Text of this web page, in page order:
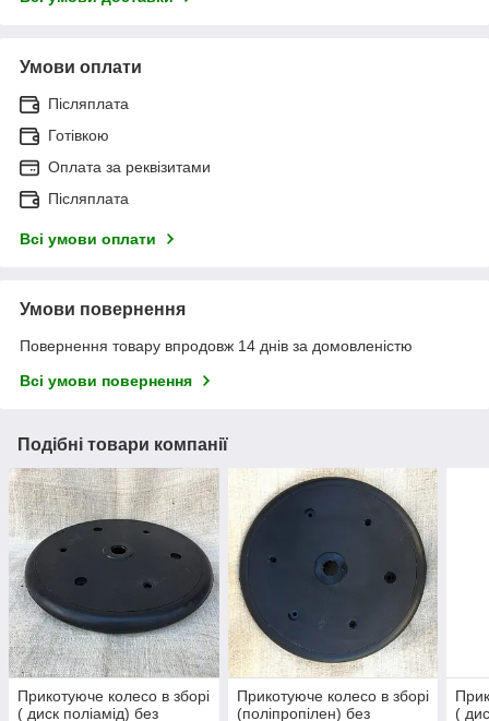
Умови оплати
Післяплата
Готівкою
Оплата за реквізитами
Післяплата
Всі умови оплати
Умови повернення
Повернення товару впродовж 14 днів за домовленістю
Всі умови повернення
Подібні товари компанії
Прикотуюче колесо в зборі
( диск поліамід) без
Прикотуюче колесо в зборі
(поліпропілен) без
(